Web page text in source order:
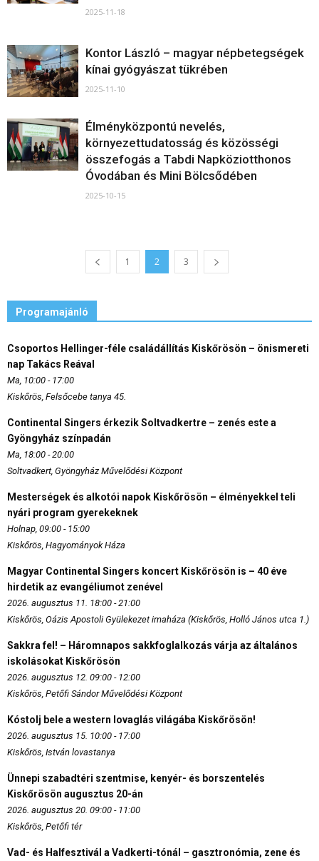
2025-11-18
Kontor László – magyar népbetegségek
kínai gyógyászat tükrében
2025-11-10
Élményközpontú nevelés,
környezettudatosság és közösségi
összefogás a Tabdi Napköziotthonos
Óvodában és Mini Bölcsődében
2025-10-15
1 2 3
Programajánló
Csoportos Hellinger-féle családállítás Kiskőrösön – önismereti
nap Takács Reával
Ma, 10:00 - 17:00
Kiskőrös, Felsőcebe tanya 45.
Continental Singers érkezik Soltvadkertre – zenés este a
Gyöngyház színpadán
Ma, 18:00 - 20:00
Soltvadkert, Gyöngyház Művelődési Központ
Mesterségek és alkotói napok Kiskőrösön – élményekkel teli
nyári program gyerekeknek
Holnap, 09:00 - 15:00
Kiskőrös, Hagyományok Háza
Magyar Continental Singers koncert Kiskőrösön is – 40 éve
hirdetik az evangéliumot zenével
2026. augusztus 11. 18:00 - 21:00
Kiskőrös, Oázis Apostoli Gyülekezet imaháza (Kiskőrös, Holló János utca 1.)
Sakkra fel! – Háromnapos sakkfoglalkozás várja az általános
iskolásokat Kiskőrösön
2026. augusztus 12. 09:00 - 12:00
Kiskőrös, Petőfi Sándor Művelődési Központ
Kóstolj bele a western lovaglás világába Kiskőrösön!
2026. augusztus 15. 10:00 - 17:00
Kiskőrös, István lovastanya
Ünnepi szabadtéri szentmise, kenyér- és borszentelés
Kiskőrösön augusztus 20-án
2026. augusztus 20. 09:00 - 11:00
Kiskőrös, Petőfi tér
Vad- és Halfesztivál a Vadkerti-tónál – gasztronómia, zene és